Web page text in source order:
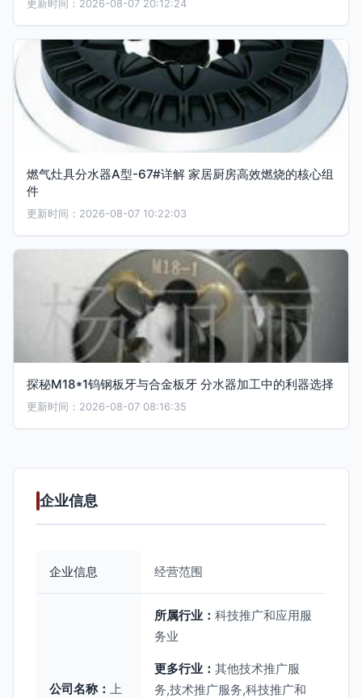
更新时间：2026-08-07 20:12:24
燃气灶具分水器A型-67#详解 家居厨房高效燃烧的核心组
件
更新时间：2026-08-07 10:22:03
探秘M18*1钨钢板牙与合金板牙 分水器加工中的利器选择
更新时间：2026-08-07 08:16:35
企业信息
企业信息 经营范围
公司名称： 上
所属行业： 科技推广和应用服
务业
更多行业： 其他技术推广服
务,技术推广服务,科技推广和